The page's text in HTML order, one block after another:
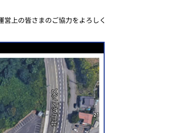
上の皆さまのご協力をよろしく